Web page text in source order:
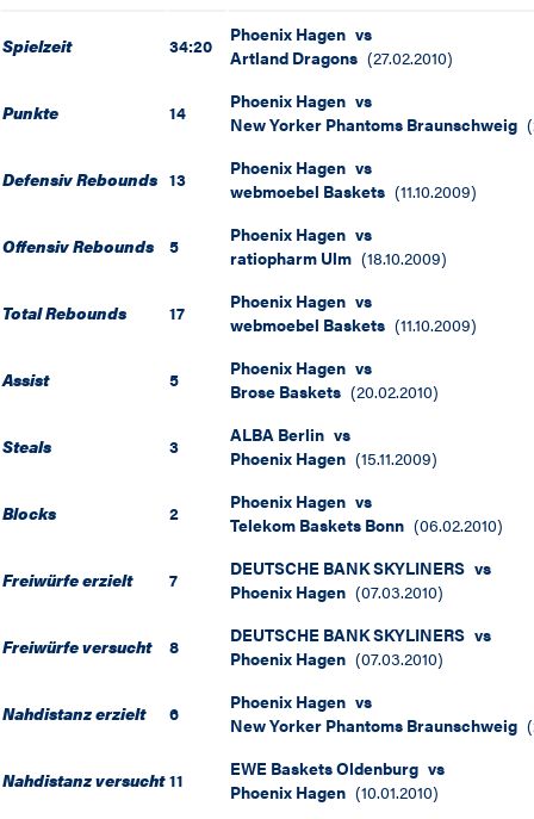
Spielzeit 34:20 Phoenix Hagen vs
Artland Dragons (27.02.2010)
Punkte 14 Phoenix Hagen vs
New Yorker Phantoms Braunschweig (
Defensiv Rebounds 13 Phoenix Hagen vs
webmoebel Baskets (11.10.2009)
Offensiv Rebounds 5 Phoenix Hagen vs
ratiopharm Ulm (18.10.2009)
Total Rebounds 17 Phoenix Hagen vs
webmoebel Baskets (11.10.2009)
Assist 5 Phoenix Hagen vs
Brose Baskets (20.02.2010)
Steals 3 ALBA Berlin vs
Phoenix Hagen (15.11.2009)
Blocks 2 Phoenix Hagen vs
Telekom Baskets Bonn (06.02.2010)
Freiwürfe erzielt 7 DEUTSCHE BANK SKYLINERS vs
Phoenix Hagen (07.03.2010)
Freiwürfe versucht 8 DEUTSCHE BANK SKYLINERS vs
Phoenix Hagen (07.03.2010)
Nahdistanz erzielt 6 Phoenix Hagen vs
New Yorker Phantoms Braunschweig (
Nahdistanz versucht 11 EWE Baskets Oldenburg vs
Phoenix Hagen (10.01.2010)